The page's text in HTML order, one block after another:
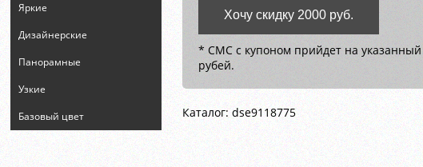
Яркие
Дизайнерские
Панорамные
Узкие
Базовый цвет
Хочу скидку 2000 руб.
* СМС с купоном прийдет на указанный
рубей.
Каталог: dse9118775